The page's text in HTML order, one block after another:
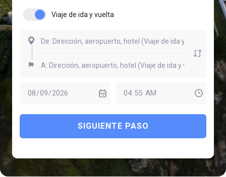
Viaje de ida y vuelta
SIGUIENTE PASO